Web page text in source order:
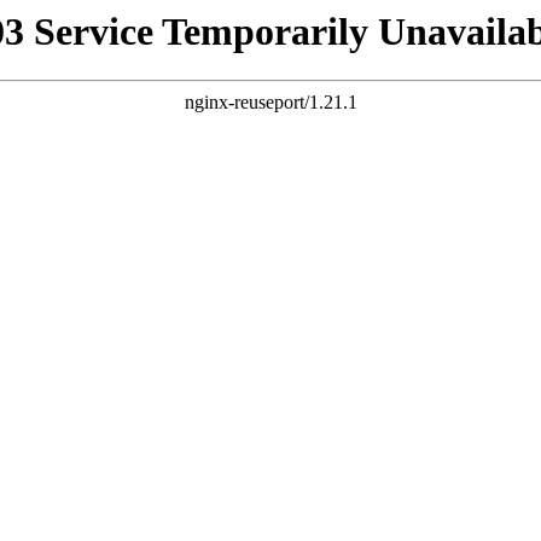
Service Temporarily
nginx-reuseport/1.21.1